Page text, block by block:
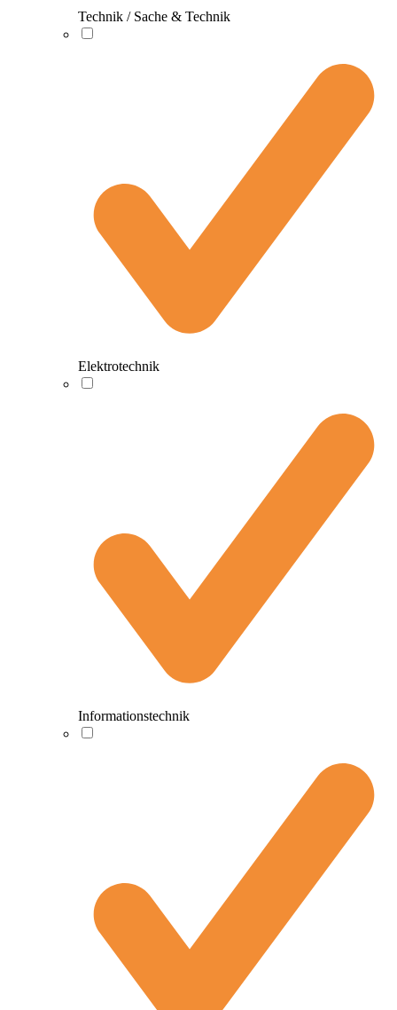
Technik / Sache & Technik
Elektrotechnik
Informationstechnik